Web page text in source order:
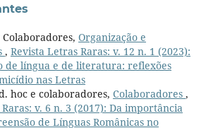
Organização e
, Revista Letras Raras: v. 12 n. 1 (2023):
de língua e de literatura: reflexões
nas Letras
hoc e colaboradores, Colaboradores ,
v. 6 n. 3 (2017): Da importância
de Línguas Românicas no